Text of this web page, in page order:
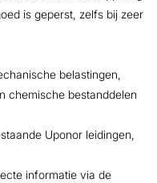
is geperst, zelfs bij zeer
belastingen,
chemische bestanddelen
Uponor leidingen,
informatie via de